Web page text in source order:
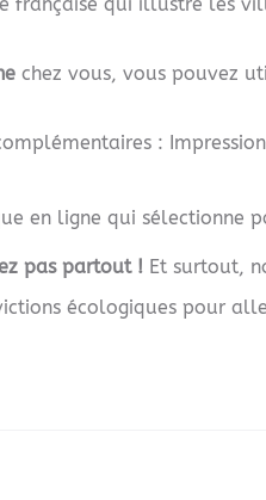
chez vous, vous pouvez
:
en ligne qui sélectionne
pas partout ! Et surtout,
écologiques pour